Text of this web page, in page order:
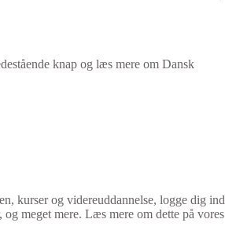
knap og læs mere om Dansk
kurser og videreuddannelse, logge dig ind
meget mere. Læs mere om dette på vores